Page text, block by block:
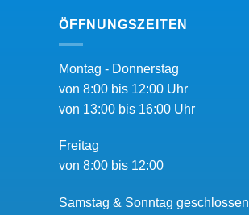
ÖFFNUNGSZEITEN
Montag - Donnerstag
von 8:00 bis 12:00 Uhr
von 13:00 bis 16:00 Uhr
Freitag
von 8:00 bis 12:00
Samstag & Sonntag geschlossen